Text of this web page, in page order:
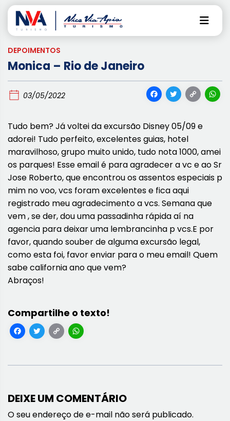
Pular
DEPOIMENTOS
Monica – Rio de Janeiro
03/05/2022
Tudo bem? Já voltei da excursão Disney 05/09 e
adorei! Tudo perfeito, excelentes guias, hotel
maravilhoso, grupo muito unido, tudo nota 1000, amei
os parques! Esse email é para agradecer a vc e ao Sr
Jose Roberto, que encontrou os assentos especiais p
mim no voo, vcs foram excelentes e fica aqui
registrado meu agradecimento a vcs. Semana que
vem , se der, dou uma passadinha rápida aí na
agencia para deixar uma lembrancinha p vcs.E por
favor, quando souber de alguma excursão legal,
como esta foi, favor enviar para o meu email! Quem
sabe california ano que vem?
Abraços!
Facebook
Twitter
Copy
DEIXE UM COMENTÁRIO
O seu endereço de e-mail não será publicado.